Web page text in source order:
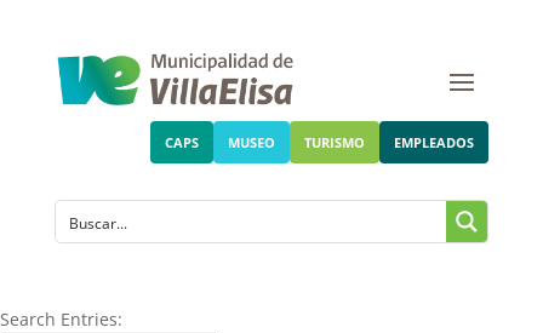
CAPS MUSEO TURISMO EMPLEADOS
Search Entries: